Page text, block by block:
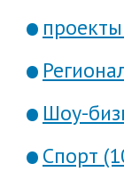
Шоу-
Спорт